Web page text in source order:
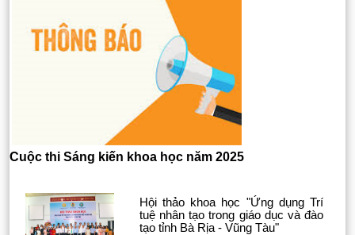
Cuộc thi Sáng kiến khoa học năm 2025
Hội thảo khoa học "Ứng dụng Trí
tuệ nhân tạo trong giáo dục và đào
tạo tỉnh Bà Rịa - Vũng Tàu"